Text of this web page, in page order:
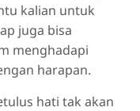
kalian untuk
juga bisa
menghadapi
harapan.
hati tak akan